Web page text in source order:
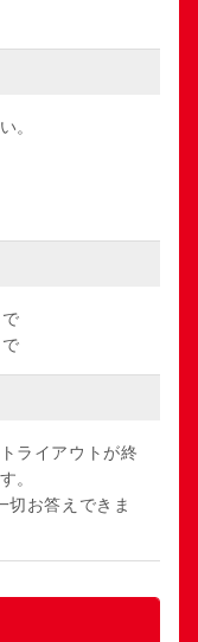
。
ライアウトが終
。
切お答えできま